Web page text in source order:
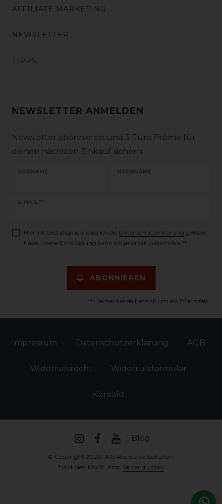
AFFILIATE MARKETING
NEWSLETTER
TIPPS
NEWSLETTER ANMELDEN
Newsletter abonnieren und 5 Euro Prämie für
deinen nächsten Einkauf sichern
VORNAME NACHNAME
E-MAIL **
Newsletter
Hiermit bestätige ich, dass ich die Daten­schutz­erklärung gelesen
habe. Meine Einwilligung kann ich jederzeit widerrufen.**
ABONNIEREN
** Hierbei handelt es sich um ein Pflichtfeld.
Impressum Daten­schutz­erklärung AGB
Widerrufs­recht Widerrufs­formular
Kontakt
Blog
© Copyright 2026 | Alle Rechte vorbehalten.
* inkl. ges. MwSt. zzgl. Versandkosten